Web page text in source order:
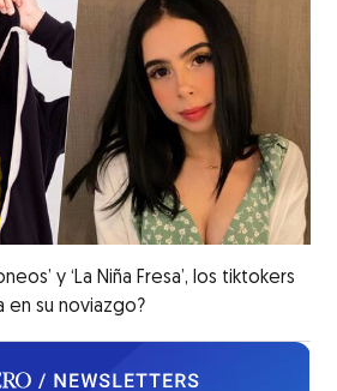
y ‘La Niña Fresa’, los tiktokers
en su noviazgo?